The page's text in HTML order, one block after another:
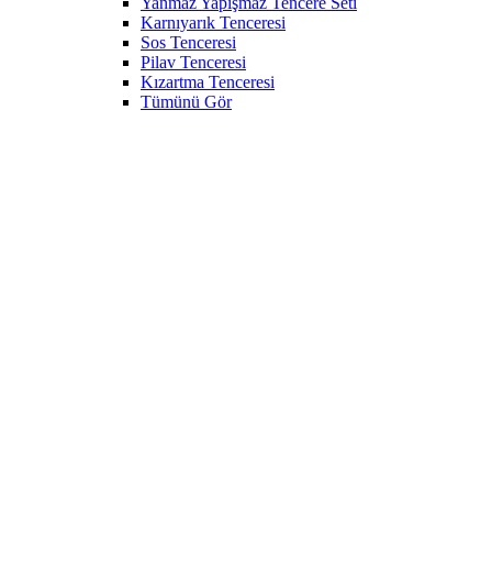
Karnıyarık Tenceresi
Sos Tenceresi
Pilav Tenceresi
Kızartma Tenceresi
Tümünü Gör